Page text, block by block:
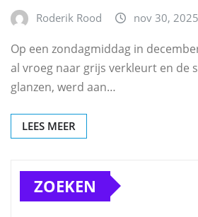
Roderik Rood nov 30, 2025
Op een zondagmiddag in
al vroeg naar grijs verkleurt en de
glanzen, werd aan…
LEES MEER
ZOEKEN